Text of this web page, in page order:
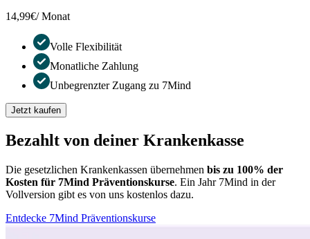
14,99€/ Monat
Volle Flexibilität
Monatliche Zahlung
Unbegrenzter Zugang zu 7Mind
Jetzt kaufen
Bezahlt von deiner Krankenkasse
Die gesetzlichen Krankenkassen übernehmen bis zu 100% der
Kosten für 7Mind Präventionskurse. Ein Jahr 7Mind in der
Vollversion gibt es von uns kostenlos dazu.
Entdecke 7Mind Präventionskurse